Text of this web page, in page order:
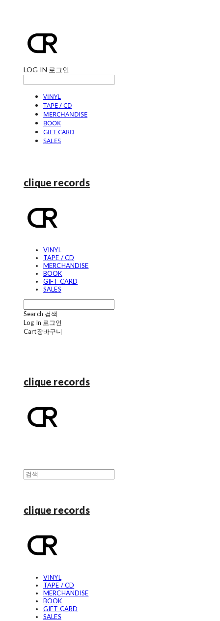
LOG IN 로그인
VINYL
TAPE / CD
MERCHANDISE
BOOK
GIFT CARD
SALES
clique records
VINYL
TAPE / CD
MERCHANDISE
BOOK
GIFT CARD
SALES
Search 검색
Log In 로그인
Cart장바구니
clique records
clique records
VINYL
TAPE / CD
MERCHANDISE
BOOK
GIFT CARD
SALES